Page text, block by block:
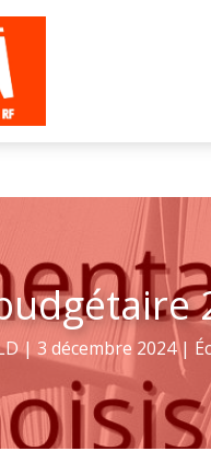
|3 décembre 2024|